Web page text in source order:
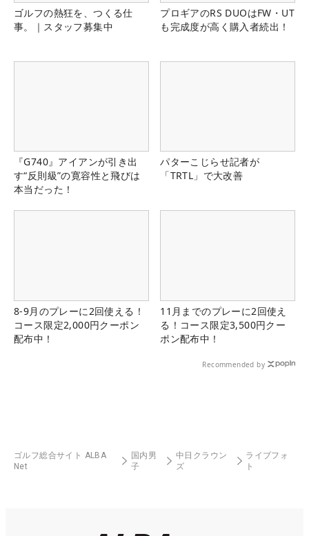
ゴルフの熱狂を、つくる仕
事。｜スタッフ募集中
プロギアのRS DUOはFW・UT
も完成度が高く購入者続出！
『G740』アイアンが引き出
す“反則級”の寛容性と飛びは
本当だった！
パターこじらせ記者が
「TRTL」で大改善
8-9月のプレーに2回使える！
コース限定2,000円クーポン
配布中！
11月までのプレーに2回使え
る！コース限定3,500円クー
ポン配布中！
Recommended by
ゴルフ総合サイト ALBA
Net
国内男
子
中日クラウン
ズ
ライブフォ
ト